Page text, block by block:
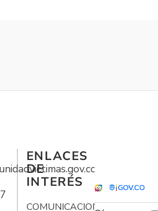
ENLACES
DE
INTERÉS
COMUNICACIONES